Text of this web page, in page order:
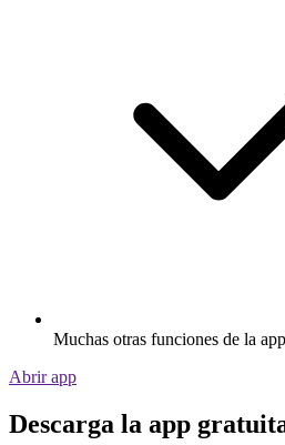
Muchas otras funciones de la app
Abrir app
Descarga la app